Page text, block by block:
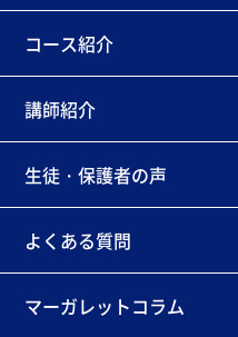
コース紹介
講師紹介
生徒・保護者の声
よくある質問
マーガレットコラム